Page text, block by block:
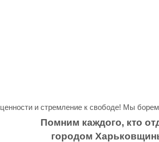
ценности и стремление к свободе! Мы
Помним каждого, кто
городом